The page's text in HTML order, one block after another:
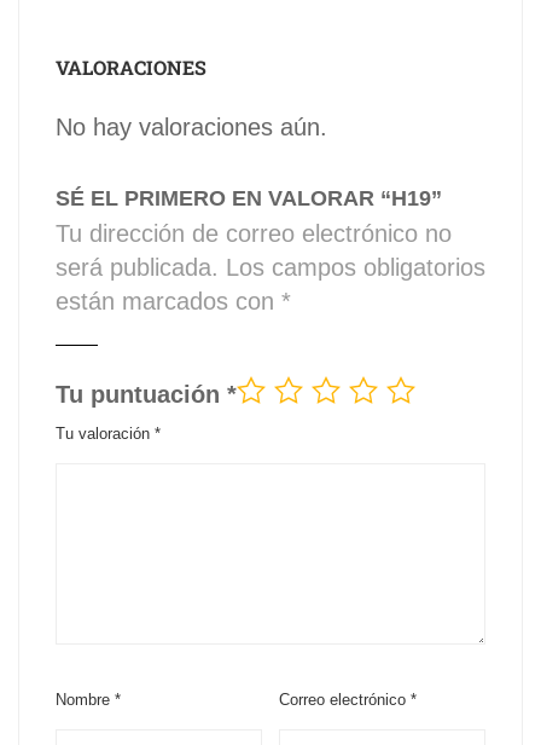
VALORACIONES
No hay valoraciones aún.
SÉ EL PRIMERO EN VALORAR “H19”
Tu dirección de correo electrónico no
será publicada. Los campos obligatorios
están marcados con *
Tu puntuación *
Tu valoración *
Nombre * Correo electrónico*